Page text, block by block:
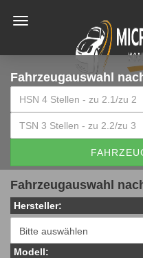
Fahrzeugauswahl
Fahrzeugauswahl
Hersteller:
Modell: